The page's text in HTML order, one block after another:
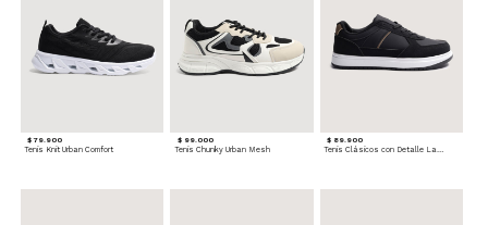
$ 79.900
Tenis Knit Urban Comfort
$ 99.000
Tenis Chunky Urban Mesh
$ 89.900
Tenis Clásicos con Detalle Lateral